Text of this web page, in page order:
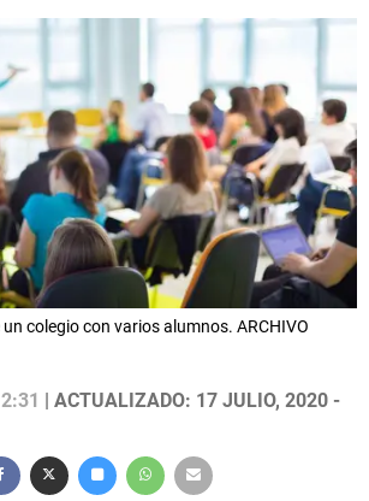
colegio con varios alumnos. ARCHIVO
| ACTUALIZADO: 17 JULIO, 2020 -